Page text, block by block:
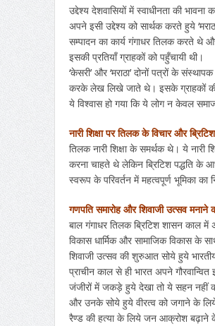
उद्देश्य देशवासियों में स्वाधीनता की भावना
अपने इसी उद्देश्य को सार्थक करते हुये
सम्पादन का कार्य गंगाधर तिलक करते
इसकी प्रतियाँ ग्राहकों को पहुँचायी थी।
‘केसरी’ और ‘मराठा’ दोनों पत्रों के
करके लेख लिखे जाते थे। इसके ग्राहकों की
ये विश्वास हो गया कि ये लोग न केवल
नारी शिक्षा पर तिलक के विचार और
तिलक नारी शिक्षा के समर्थक थे। ये नारी
करना चाहते थे लेकिन ब्रिटिश पद्धति के
स्वरूप के परिवर्तन में महत्वपूर्ण भूमिका
गणपति समारोह और शिवाजी उत्सव
बाल गंगाधर तिलक ब्रिटिश शासन काल
विकास धार्मिक और सामाजिक विकास
शिवाजी उत्सव की शुरुआत सोये हुये
प्राचीन काल से ही भारत अपने
जंजीरों में जकड़े हुये देखा तो ये सहन नहीं
और उनके सोये हुये वीरत्व को जगाने के
रैण्ड की हत्या के लिये जन आक्रोश बढ़ाने